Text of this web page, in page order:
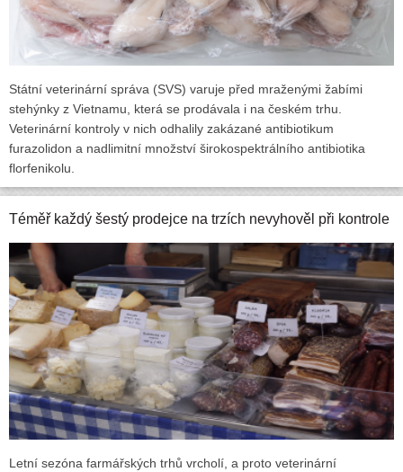
Státní veterinární správa (SVS) varuje před mraženými žabími
stehýnky z Vietnamu, která se prodávala i na českém trhu.
Veterinární kontroly v nich odhalily zakázané antibiotikum
furazolidon a nadlimitní množství širokospektrálního antibiotika
florfenikolu.
Téměř každý šestý prodejce na trzích nevyhověl při kontrole
Letní sezóna farmářských trhů vrcholí, a proto veterinární